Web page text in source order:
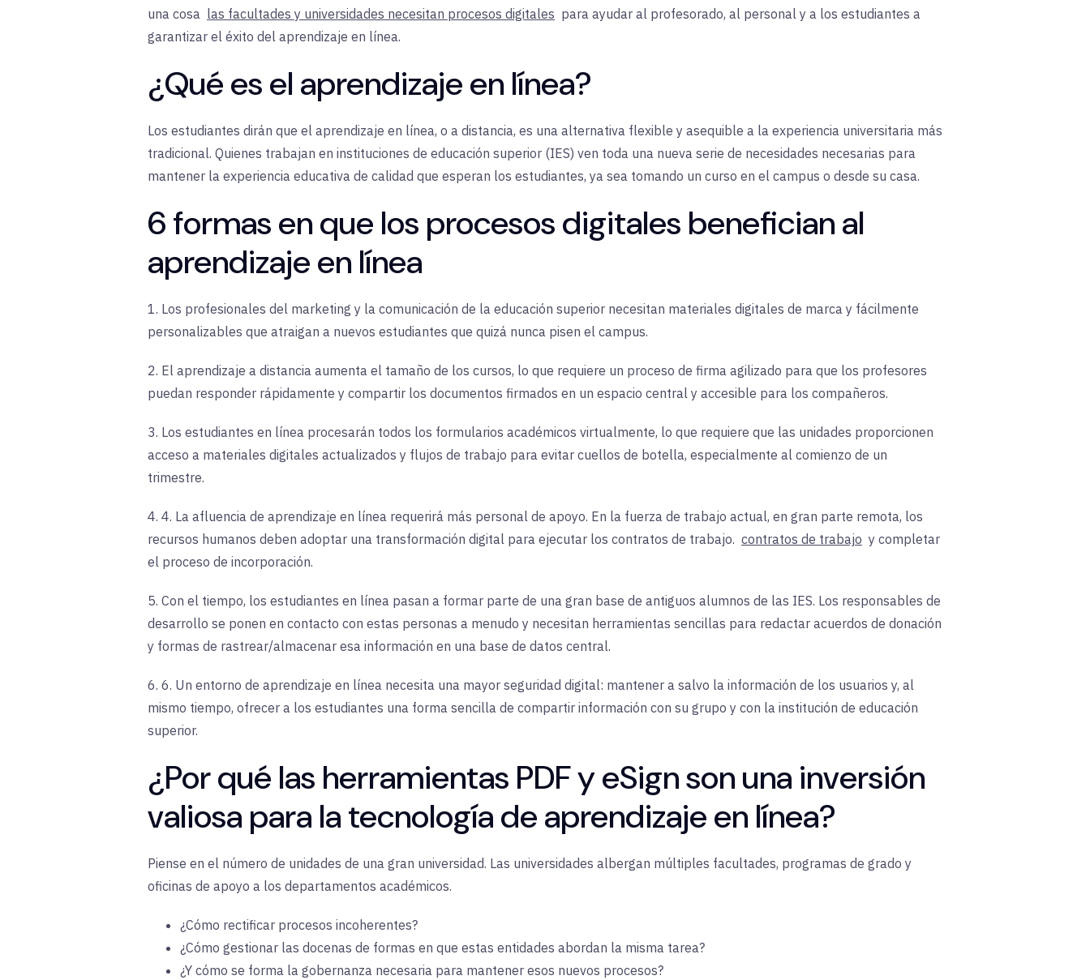
una cosa las facultades y universidades necesitan procesos digitales para ayudar al profesorado, al personal y a los estudiantes a
garantizar el éxito del aprendizaje en línea.
¿Qué es el aprendizaje en línea?
Los estudiantes dirán que el aprendizaje en línea, o a distancia, es una alternativa flexible y asequible a la experiencia universitaria más
tradicional. Quienes trabajan en instituciones de educación superior (IES) ven toda una nueva serie de necesidades necesarias para
mantener la experiencia educativa de calidad que esperan los estudiantes, ya sea tomando un curso en el campus o desde su casa.
6 formas en que los procesos digitales benefician al
aprendizaje en línea
1. Los profesionales del marketing y la comunicación de la educación superior necesitan materiales digitales de marca y fácilmente
personalizables que atraigan a nuevos estudiantes que quizá nunca pisen el campus.
2. El aprendizaje a distancia aumenta el tamaño de los cursos, lo que requiere un proceso de firma agilizado para que los profesores
puedan responder rápidamente y compartir los documentos firmados en un espacio central y accesible para los compañeros.
3. Los estudiantes en línea procesarán todos los formularios académicos virtualmente, lo que requiere que las unidades proporcionen
acceso a materiales digitales actualizados y flujos de trabajo para evitar cuellos de botella, especialmente al comienzo de un
trimestre.
4. 4. La afluencia de aprendizaje en línea requerirá más personal de apoyo. En la fuerza de trabajo actual, en gran parte remota, los
recursos humanos deben adoptar una transformación digital para ejecutar los contratos de trabajo. contratos de trabajo y completar
el proceso de incorporación.
5. Con el tiempo, los estudiantes en línea pasan a formar parte de una gran base de antiguos alumnos de las IES. Los responsables de
desarrollo se ponen en contacto con estas personas a menudo y necesitan herramientas sencillas para redactar acuerdos de donación
y formas de rastrear/almacenar esa información en una base de datos central.
6. 6. Un entorno de aprendizaje en línea necesita una mayor seguridad digital: mantener a salvo la información de los usuarios y, al
mismo tiempo, ofrecer a los estudiantes una forma sencilla de compartir información con su grupo y con la institución de educación
superior.
¿Por qué las herramientas PDF y eSign son una inversión
valiosa para la tecnología de aprendizaje en línea?
Piense en el número de unidades de una gran universidad. Las universidades albergan múltiples facultades, programas de grado y
oficinas de apoyo a los departamentos académicos.
¿Cómo rectificar procesos incoherentes?
¿Cómo gestionar las docenas de formas en que estas entidades abordan la misma tarea?
¿Y cómo se forma la gobernanza necesaria para mantener esos nuevos procesos?